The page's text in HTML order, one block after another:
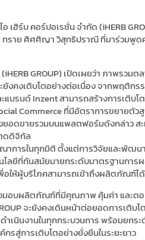
ฮิร์บ คอร์ปอเรชั่น จำกัด (iHERB
ทราย ศิศศิญา วิสุทธิปราณี ที่มาร่วมพูด
GROUP) เปิดเผยว่า ภาพรว
ยังคงเติบโตอย่างต่อเนื่อง จากพฤติก
บรนด์ Inzent สามารถสร้างการเติบโ
Commerce ที่มีอัตราการขยายตัว
อดขายรวมบนแพลตฟอร์มดังกล่าว ส
ดดิจิทัล
าการในทุกมิติ ตั้งแต่การวิจัยและพัฒ
ลยีที่ทันสมัยมายกระดับมาตรฐานกา
ให้ผู้บริโภคสามารถเข้าถึงผลิตภัณฑ์ไ
มอบผลิตภัณฑ์ที่มีคุณภาพ คุ้มค่า และต
จะยังคงเดินหน้าต่อยอดการเติบ
นินงานในทุกกระบวนการ พร้อมยกระ
รสู่การเติบโตอย่างยั่งยืนในระยะยาว